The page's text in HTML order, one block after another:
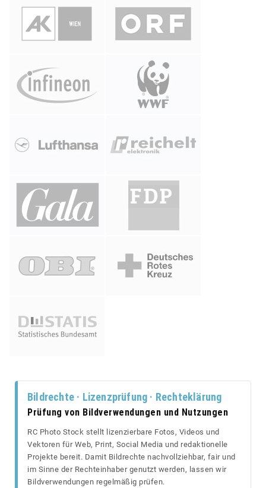
Bildrechte · Lizenzprüfung · Rechteklärung
Prüfung von Bildverwendungen und Nutzungen
RC Photo Stock stellt lizenzierbare Fotos, Videos und
Vektoren für Web, Print, Social Media und redaktionelle
Projekte bereit. Damit Bildrechte nachvollziehbar, fair und
im Sinne der Rechteinhaber genutzt werden, lassen wir
Bildverwendungen regelmäßig prüfen.